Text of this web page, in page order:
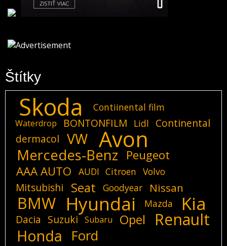
Štítky
Skoda Contiinental film
Waterdrop BONTONFILM Lidl
Continental
dermacol
VW Avon
Mercedes-Benz
Peugeot
AAA AUTO
AUDI Citroen Volvo
Mitsubishi Seat Goodyear Nissan
BMW Hyundai Mazda Kia
Dacia Suzuki Subaru Opel Renault
Honda Ford